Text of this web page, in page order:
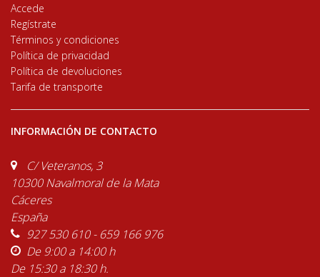
Accede
Regístrate
Términos y condiciones
Política de privacidad
Política de devoluciones
Tarifa de transporte
INFORMACIÓN DE CONTACTO
C/ Veteranos, 3
10300 Navalmoral de la Mata
Cáceres
España
927 530 610 - 659 166 976
De 9:00 a 14:00 h
De 15:30 a 18:30 h.